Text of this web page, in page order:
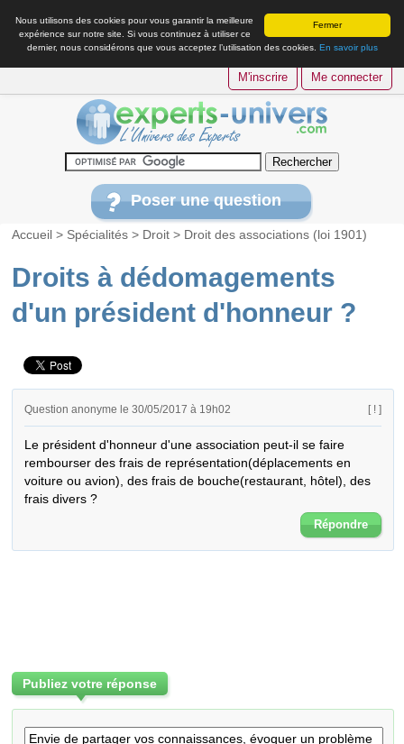
Fermer
Nous utilisons des cookies pour vous garantir la meilleure
expérience sur notre site. Si vous continuez à utiliser ce
dernier, nous considérons que vous acceptez l’utilisation des cookies. En savoir plus
M'inscrire Me connecter
Poser une question
Accueil > Spécialités > Droit > Droit des associations (loi 1901)
Droits à dédomagements
d'un président d'honneur ?
Question anonyme le 30/05/2017 à 19h02 [ ! ]
Le président d'honneur d'une association peut-il se faire
rembourser des frais de représentation(déplacements en
voiture ou avion), des frais de bouche(restaurant, hôtel), des
frais divers ?
Répondre
Publiez votre réponse